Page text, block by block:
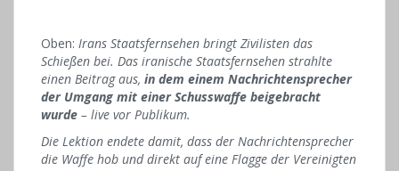
Oben: Irans Staatsfernsehen bringt Zivilisten das
Schießen bei. Das iranische Staatsfernsehen strahlte
einen Beitrag aus, in dem einem Nachrichtensprecher
der Umgang mit einer Schusswaffe beigebracht
wurde – live vor Publikum.
Die Lektion endete damit, dass der Nachrichtensprecher
die Waffe hob und direkt auf eine Flagge der Vereinigten